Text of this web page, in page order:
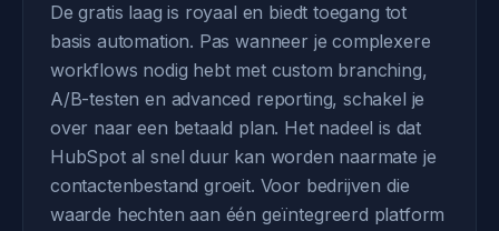
De gratis laag is royaal en biedt toegang tot
basis automation. Pas wanneer je complexere
workflows nodig hebt met custom branching,
A/B-testen en advanced reporting, schakel je
over naar een betaald plan. Het nadeel is dat
HubSpot al snel duur kan worden naarmate je
contactenbestand groeit. Voor bedrijven die
waarde hechten aan één geïntegreerd platform